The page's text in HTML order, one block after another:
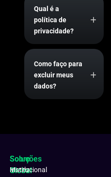
Qual é a
política de
privacidade?
Como faço para
excluir meus
dados?
Matriz:
Soluções
Global
Sobre
Institucional